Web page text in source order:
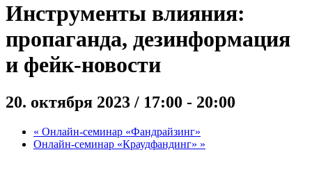
Инструменты влияния:
пропаганда, дезинформация
и фейк-новости
20. октября 2023 / 17:00 - 20:00
« Онлайн-семинар «Фандрайзинг»
Онлайн-семинар «Краудфандинг» »